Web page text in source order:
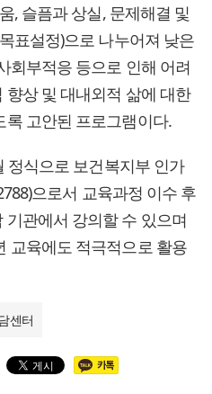
, 슬픔과 상실, 문제해결 및
표설정)으로 나누어져 낮은
회부적응 등으로 인해 어려
상 및 대내외적 삶에 대한
고안된 프로그램이다.
정식으로 보건복지부 인가
으로서 교육과정 이수 후
관에서 강의할 수 있으며
교육에도 적극적으로 활용
센터